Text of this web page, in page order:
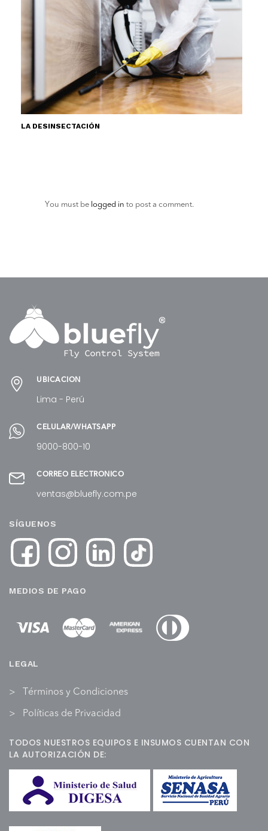
LA DESINSECTACIÓN
You must be logged in to post a comment.
UBICACIÓN
Lima - Perú
CELULAR/WHATSAPP
9000-800-10
CORREO ELECTRÓNICO
ventas@bluefly.com.pe
SÍGUENOS
MEDIOS DE PAGO
LEGAL
Términos y Condiciones
Políticas de Privacidad
TODOS NUESTROS EQUIPOS E INSUMOS CUENTAN CON
LA AUTORIZACIÓN DE: